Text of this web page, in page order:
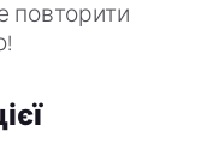
повторити